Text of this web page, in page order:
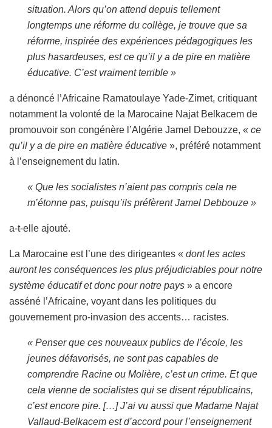
situation. Alors qu’on attend depuis tellement
longtemps une réforme du collège, je trouve que sa
réforme, inspirée des expériences pédagogiques les
plus hasardeuses, est ce qu’il y a de pire en matière
éducative. C’est vraiment terrible »
a dénoncé l’Africaine Ramatoulaye Yade-Zimet, critiquant
notamment la volonté de la Marocaine Najat Belkacem de
promouvoir son congénère l’Algérie Jamel Debouzze, « ce
qu’il y a de pire en matière éducative », préféré notamment
à l’enseignement du latin.
« Que les socialistes n’aient pas compris cela ne
m’étonne pas, puisqu’ils préfèrent Jamel Debbouze »
a-t-elle ajouté.
La Marocaine est l’une des dirigeantes « dont les actes
auront les conséquences les plus préjudiciables pour notre
système éducatif et donc pour notre pays » a encore
asséné l’Africaine, voyant dans les politiques du
gouvernement pro-invasion des accents… racistes.
« Penser que ces nouveaux publics de l’école, les
jeunes défavorisés, ne sont pas capables de
comprendre Racine ou Molière, c’est un crime. Et que
cela vienne de socialistes qui se disent républicains,
c’est encore pire. […] J’ai vu aussi que Madame Najat
Vallaud-Belkacem est d’accord pour l’enseignement